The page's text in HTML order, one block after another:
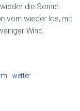
die Sonne.
vorn wieder los, mit
Wind.
wetter